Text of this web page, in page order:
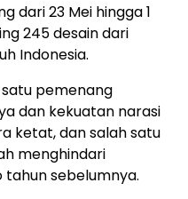
dari 23 Mei hingga 1
245 desain dari
Indonesia.
pemenang
dan kekuatan narasi
ketat, dan salah satu
menghindari
sebelumnya.